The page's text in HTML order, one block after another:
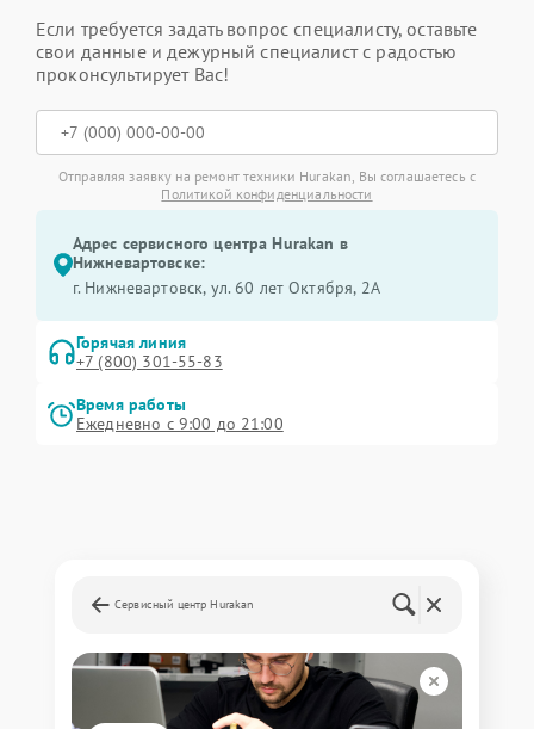
Если требуется задать вопрос специалисту, оставьте
свои данные и дежурный специалист с радостью
проконсультирует Вас!
Отправляя заявку на ремонт техники Hurakan, Вы соглашаетесь с
Политикой конфиденциальности
Адрес сервисного центра Hurakan в
Нижневартовске:
г. Нижневартовск, ул. 60 лет Октября, 2А
Горячая линия
+7 (800) 301-55-83
Время работы
Ежедневно с 9:00 до 21:00
Сервисный центр Hurakan